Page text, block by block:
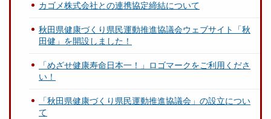
カゴメ株式会社との連携協定締結について
秋田県健康づくり県民運動推進協議会ウェブサイト「秋
田健」を開設しました！
「めざせ健康寿命日本一！」ロゴマークをご利用くださ
い！
「秋田県健康づくり県民運動推進協議会」の設立につい
て